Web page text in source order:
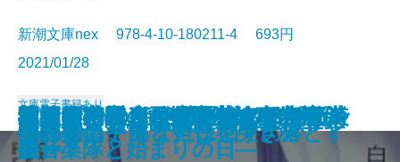
ニューノーマル・サマー
四元館の殺人―探偵AIのリアル・
ディープラーニング―
紫ノ宮沙霧のビブリオセラピー―
夢音堂書店と秘密の本棚―
死神と弟子とかなり残念な小説
家。
死に至る恋は嘘から始まる
心が折れた夜のプレイリスト
さよならの言い方なんて知らな
い。5
残業のあと、朝焼けに佇む彼女と
今夜、もし僕が死ななければ
ひとでちゃんに殺される
新潮文庫nex 978-4-10-180211-4 693円
2021/01/28
文庫電子書籍あり
冬の朝、そっと担任を突き落とす
物件探偵
それでも、あなたは回すのか
額装師の祈り 奥野夏樹のデザイン
ノート
放課後の宇宙ラテ
君と奏でるポコアポコ―船橋市消
防音楽隊と始まりの日―
キャプテンサンダーボルト 新装
版
さよならの言い方なんて知らな
い。4
猫河原家の人びと―花嫁は名探偵
―
神話の密室―天久鷹央の事件カル
テ―